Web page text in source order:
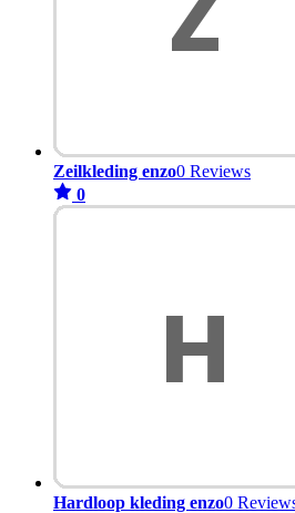
Zeilkleding enzo0 Reviews
0
Hardloop kleding enzo0